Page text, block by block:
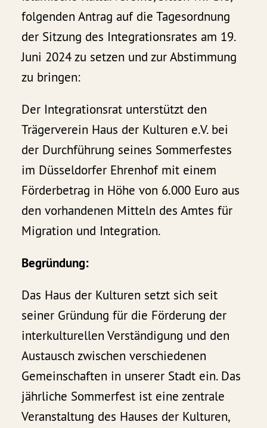
folgenden Antrag auf die Tagesordnung
der Sitzung des Integrationsrates am 19.
Juni 2024 zu setzen und zur Abstimmung
zu bringen:
Der Integrationsrat unterstützt den
Trägerverein Haus der Kulturen e.V. bei
der Durchführung seines Sommerfestes
im Düsseldorfer Ehrenhof mit einem
Förderbetrag in Höhe von 6.000 Euro aus
den vorhandenen Mitteln des Amtes für
Migration und Integration.
Begründung:
Das Haus der Kulturen setzt sich seit
seiner Gründung für die Förderung der
interkulturellen Verständigung und den
Austausch zwischen verschiedenen
Gemeinschaften in unserer Stadt ein. Das
jährliche Sommerfest ist eine zentrale
Veranstaltung des Hauses der Kulturen,